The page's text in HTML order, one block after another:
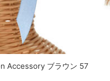
Accessory ブラウン 57